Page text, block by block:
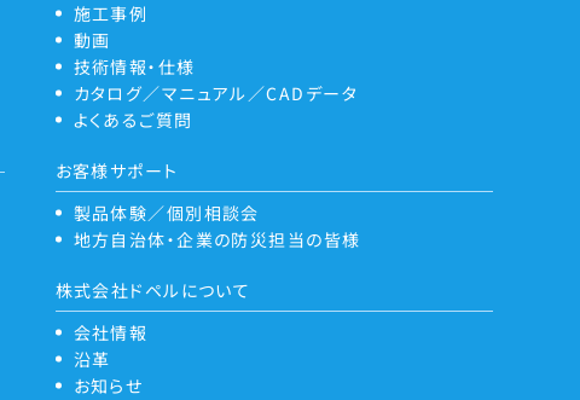
施工事例
動画
技術情報・仕様
カタログ／マニュアル／CADデータ
よくあるご質問
お客様サポート
製品体験／個別相談会
地方自治体・企業の防災担当の皆様
株式会社ドペルについて
会社情報
沿革
お知らせ